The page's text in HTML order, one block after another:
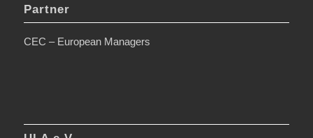
Partner
CEC – European Managers